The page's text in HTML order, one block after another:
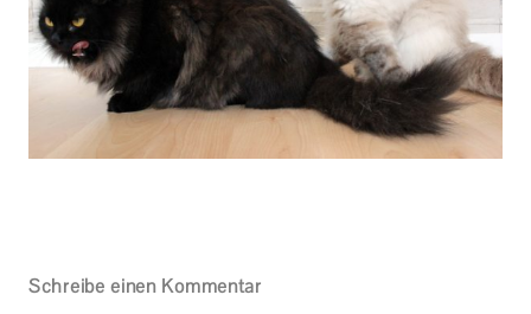
Schreibe einen Kommentar